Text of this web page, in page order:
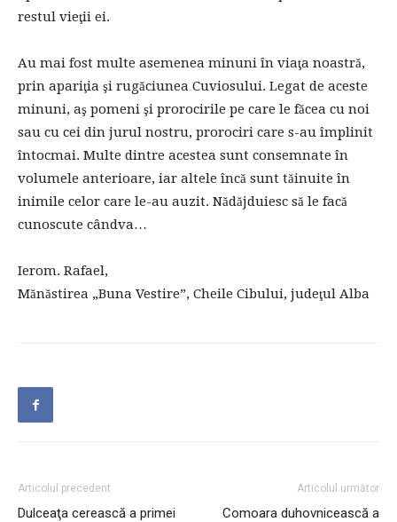
restul vieţii ei.
Au mai fost multe asemenea minuni în viaţa noastră,
prin apariţia şi rugăciunea Cuviosului. Legat de aceste
minuni, aş pomeni şi prorocirile pe care le făcea cu noi
sau cu cei din jurul nostru, prorociri care s-au împlinit
întocmai. Multe dintre acestea sunt consemnate în
volumele anterioare, iar altele încă sunt tăinuite în
inimile celor care le-au auzit. Nădăjduiesc să le facă
cunoscute cândva…
Ierom. Rafael,
Mănăstirea „Buna Vestire”, Cheile Cibului, judeţul Alba
Articolul precedent
Dulceaţa cerească a primei
Articolul următor
Comoara duhovnicească a